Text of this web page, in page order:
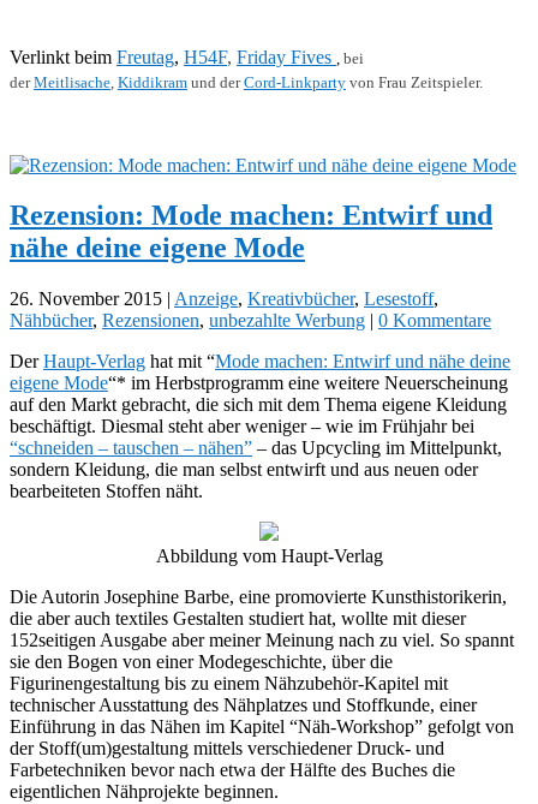
Verlinkt beim Freutag, H54F, Friday Fives
bei
derMeitlisache Kiddikram und derCord-Linkparty von Frau Zeitspieler.
Rezension: Mode machen: Entwirf und
nähe deine eigene Mode
26. November 2015 | Anzeige, Kreativbücher, Lesestoff,
Nähbücher, Rezensionen, unbezahlte Werbung | 0 Kommentare
DerHaupt-Verlag hat mit “Mode machen: Entwirf und nähe deine
eigene Mode“* im Herbstprogramm eine weitere Neuerscheinung
auf den Markt gebracht, die sich mit dem Thema eigene Kleidung
beschäftigt. Diesmal steht aber weniger – wie im Frühjahr bei
“schneiden – tauschen – nähen” – das Upcycling im Mittelpunkt,
sondern Kleidung, die man selbst entwirft und aus neuen oder
bearbeiteten Stoffen näht.
Abbildung vom Haupt-Verlag
Die Autorin Josephine Barbe, eine promovierte Kunsthistorikerin,
die aber auch textiles Gestalten studiert hat, wollte mit dieser
152seitigen Ausgabe aber meiner Meinung nach zu viel. So spannt
sie den Bogen von einer Modegeschichte, über die
Figurinengestaltung bis zu einem Nähzubehör-Kapitel mit
technischer Ausstattung des Nähplatzes und Stoffkunde, einer
Einführung in das Nähen im Kapitel “Näh-Workshop” gefolgt von
der Stoff(um)gestaltung mittels verschiedener Druck- und
Farbetechniken bevor nach etwa der Hälfte des Buches die
eigentlichen Nähprojekte beginnen.